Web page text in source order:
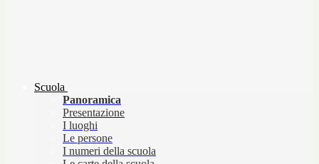
Scuola
Panoramica
Presentazione
I luoghi
Le persone
I numeri della scuola